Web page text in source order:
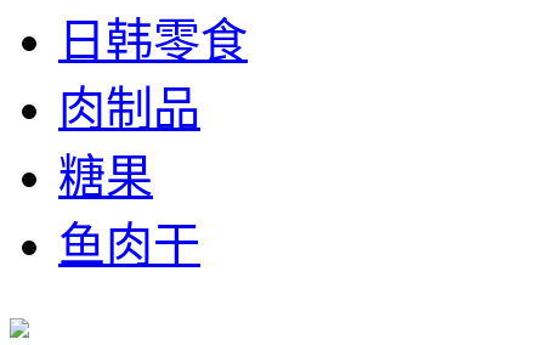
日韩零食
肉制品
糖果
鱼肉干